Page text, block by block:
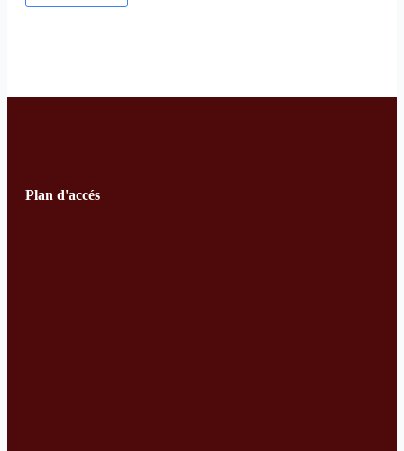
Plan d'accés